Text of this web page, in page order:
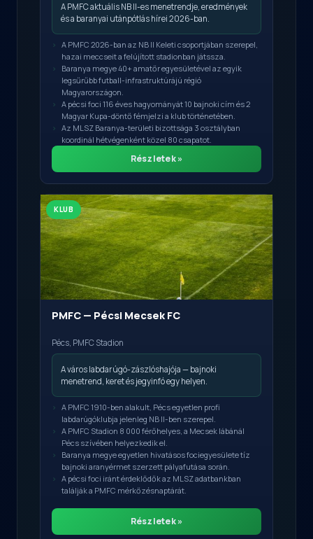
A PMFC aktuális NB II-es menetrendje, eredmények
és a baranyai utánpótlás hírei 2026-ban.
A PMFC 2026-ban az NB II Keleti csoportjában szerepel,
hazai meccseit a felújított stadionban játssza.
Baranya megye 40+ amatőr egyesületével az egyik
legsűrűbb futball-infrastruktúrájú régió
Magyarországon.
A pécsi foci 116 éves hagyományát 10 bajnoki cím és 2
Magyar Kupa-döntő fémjelzi a klub történetében.
Az MLSZ Baranya-területi bizottsága 3 osztályban
koordinál hétvégenként közel 80 csapatot.
Részletek »
KLUB
PMFC — Pécsi Mecsek FC
Pécs, PMFC Stadion
A város labdarúgó-zászlóshajója — bajnoki
menetrend, keret és jegyinfó egy helyen.
A PMFC 1910-ben alakult, Pécs egyetlen profi
labdarúgóklubja jelenleg NB II-ben szerepel.
A PMFC Stadion 8 000 férőhelyes, a Mecsek lábánál
Pécs szívében helyezkedik el.
Baranya megye egyetlen hivatásos fociegyesülete tíz
bajnoki aranyérmet szerzett pályafutása során.
A pécsi foci iránt érdeklődők az MLSZ adatbankban
találják a PMFC mérkőzésnaptárát.
Részletek »